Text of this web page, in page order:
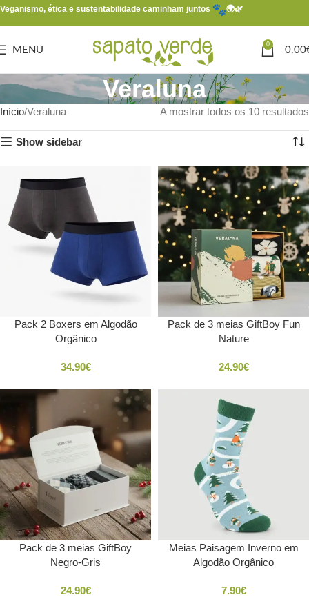
Veganismo, ética e sustentabilidade caminham juntos 🌍🌿
MENU
0
0.00
Veraluna
Início Veraluna A mostrar todos os 10 resultados
Show sidebar
Pack 2 Boxers em Algodão
Orgânico
34.90€
Pack de 3 meias GiftBoy Fun
Nature
24.90€
Pack de 3 meias GiftBoy
Negro-Gris
24.90€
Meias Paisagem Inverno em
Algodão Orgânico
7.90€